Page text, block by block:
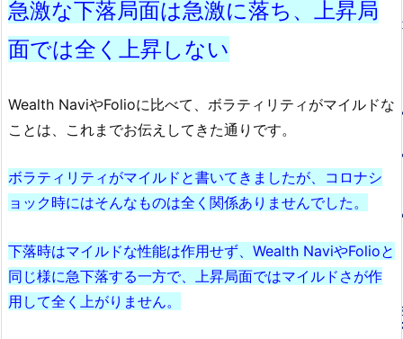
急激な下落局面は急激に落ち、上昇局
面では全く上昇しない
Wealth NaviやFolioに比べて、ボラティリティがマイルドな
ことは、これまでお伝えしてきた通りです。
ボラティリティがマイルドと書いてきましたが、コロナシ
ョック時にはそんなものは全く関係ありませんでした。
下落時はマイルドな性能は作用せず、Wealth NaviやFolioと
同じ様に急下落する一方で、上昇局面ではマイルドさが作
用して全く上がりません。